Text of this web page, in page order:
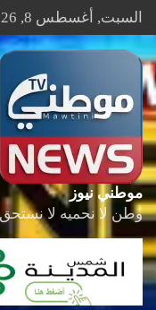
Skip
content
السبت, أغسطس 8, 2026
موطني نيوز
وطن لا نحميه لا